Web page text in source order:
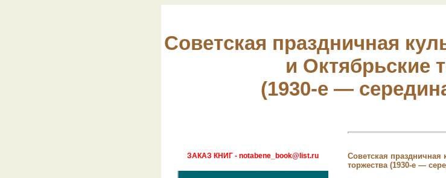
Советская праздничная
и Октябрьские
(1930-е —
ЗАКАЗ КНИГ - notabene_book@list.ru
Советская праздничная
торжества (1930-е —